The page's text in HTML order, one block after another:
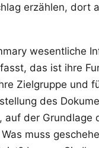
erzählen, dort
wesentliche
das ist ihre
Zielgruppe und
des
der Grundlage
muss